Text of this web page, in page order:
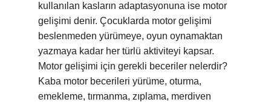
kullanılan kasların adaptasyonuna ise motor
gelişimi denir. Çocuklarda motor gelişimi
beslenmeden yürümeye, oyun oynamaktan
yazmaya kadar her türlü aktiviteyi kapsar.
Motor gelişimi için gerekli beceriler nelerdir?
Kaba motor becerileri yürüme, oturma,
emekleme, tırmanma, zıplama, merdiven